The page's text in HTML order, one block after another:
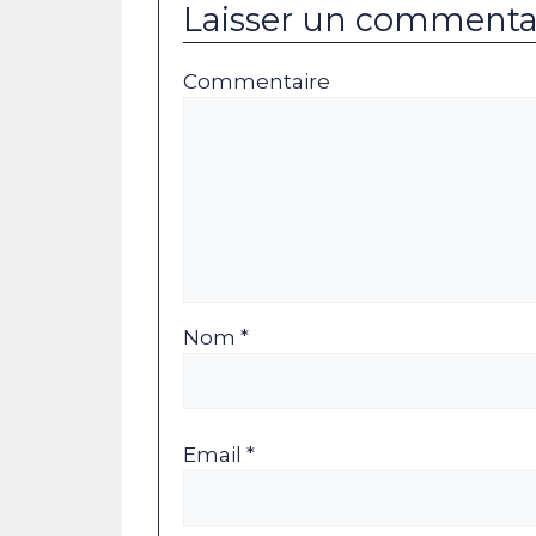
Laisser un
Commentaire
Nom *
Email *